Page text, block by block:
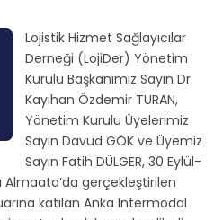
Lojistik Hizmet Sağlayıcılar
Derneği (LojiDer) Yönetim
Kurulu Başkanımız Sayın Dr.
Kayıhan Özdemir TURAN,
Yönetim Kurulu Üyelerimiz
Sayın Davud GÖK ve Üyemiz
Sayın Fatih DÜLGER, 30 Eylül-
Almaata’da gerçekleştirilen
katılan Anka Intermodal